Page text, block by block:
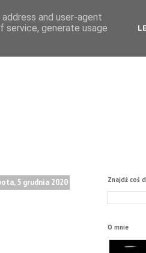
5 grudnia 2020 Znajdź coś
O mnie
and user-agent
service, generate usage